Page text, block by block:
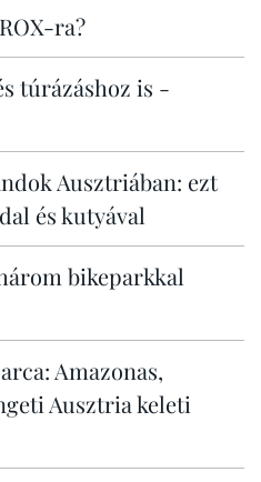
ra?
túrázáshoz is -
Ausztriában: ezt
és kutyával
bikeparkkal
Amazonas,
Ausztria keleti